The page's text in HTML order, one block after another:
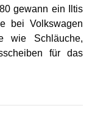
gewann ein Iltis
bei Volkswagen
wie Schläuche,
für das